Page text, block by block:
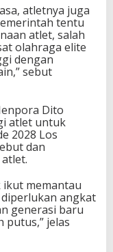
atletnya juga
tentu
atlet, salah
olahraga elite
dengan
sebut
Dito
atlet untuk
2028 Los
dan
ikut memantau
angkat
generasi baru
jelas